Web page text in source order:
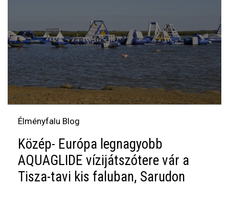
Élményfalu Blog
Közép- Európa legnagyobb
AQUAGLIDE vízijátszótere vár a
Tisza-tavi kis faluban, Sarudon